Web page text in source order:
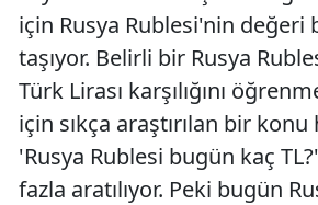
için Rusya Rublesi'nin değeri
taşıyor. Belirli bir Rusya
Türk Lirası karşılığını
için sıkça araştırılan bir
'Rusya Rublesi bugün kaç
fazla aratılıyor. Peki bugün